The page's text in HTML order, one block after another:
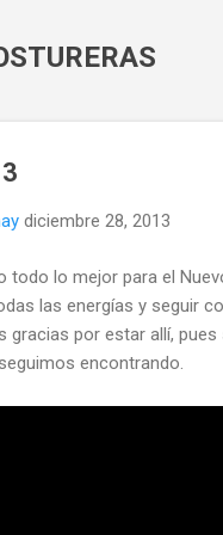
diciembre 28, 2013
todo lo mejor para el
las energías y seguir
por estar allí, pues
encontrando.